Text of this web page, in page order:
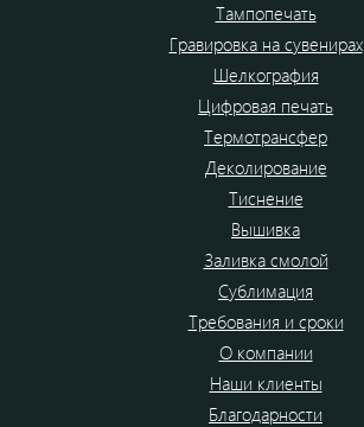
Тампопечать
Гравировка на сувенирах
Шелкография
Цифровая печать
Термотрансфер
Деколирование
Тиснение
Вышивка
Заливка смолой
Сублимация
Требования и сроки
О компании
Наши клиенты
Благодарности